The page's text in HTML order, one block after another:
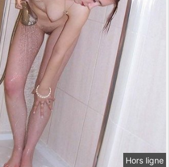
Hors ligne